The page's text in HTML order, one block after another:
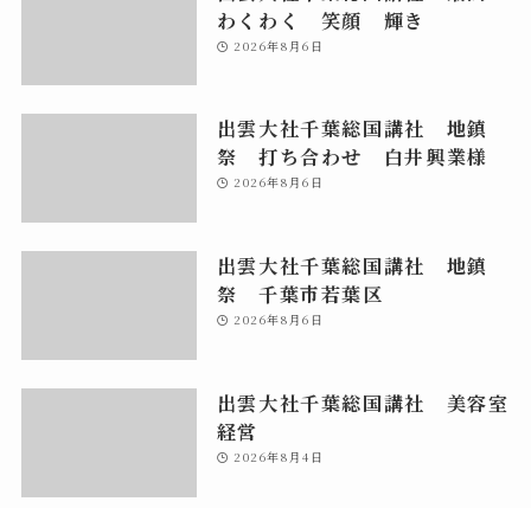
わくわく 笑顔 輝き
2026年8月6日
出雲大社千葉総国講社 地鎮
祭 打ち合わせ 白井興業様
2026年8月6日
出雲大社千葉総国講社 地鎮
祭 千葉市若葉区
2026年8月6日
出雲大社千葉総国講社 美容室
経営
2026年8月4日